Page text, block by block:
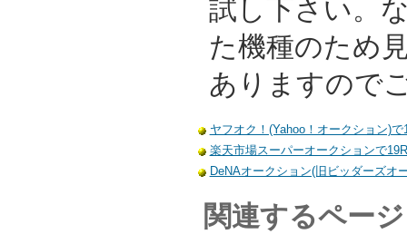
試し下さい。
た機種のため
ありますので
ヤフオク！(Yahoo！オークション)で
楽天市場スーパーオークションで
DeNAオークション(旧ビッダーズオ
関連するページ